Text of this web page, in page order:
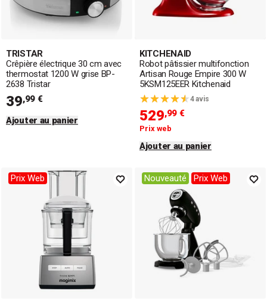
TRISTAR
Crêpière électrique 30 cm avec
thermostat 1200 W grise BP-
2638 Tristar
39,99 €
Ajouter au panier
KITCHENAID
Robot pâtissier multifonction
Artisan Rouge Empire 300 W
5KSM125EER Kitchenaid
4 avis
529,99 €
Prix web
Ajouter au panier
Prix Web Nouveauté Prix Web